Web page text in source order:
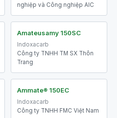
nghiệp và Công nghiệp AIC
Amateusamy 150SC
Indoxacarb
Công ty TNHH TM SX Thôn
Trang
Ammate® 150EC
Indoxacarb
Công ty TNHH FMC Việt Nam